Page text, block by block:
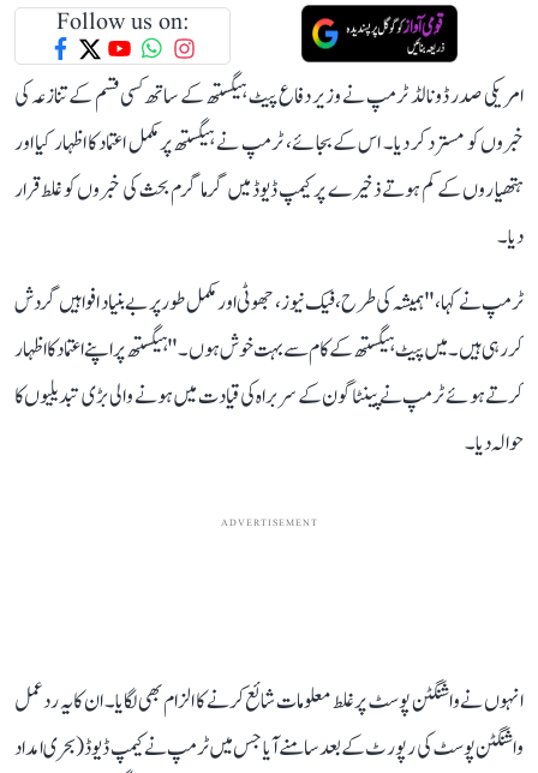
Follow us on:
امریکی صدر ڈونالڈ ٹرمپ نے وزیر دفاع پیٹ ہیگستھ کے ساتھ کسی قسم کے تنازعہ کی
خبروں کو مسترد کر دیا۔ اس کے بجائے، ٹرمپ نے ہیگستھ پر مکمل اعتماد کا اظہار کیا اور
ہتھیاروں کے کم ہوتے ذخیرے پر کیمپ ڈیوڈ میں گرما گرم بحث کی خبروں کو غلط قرار
دیا۔
ٹرمپ نے کہا، "ہمیشہ کی طرح، فیک نیوز ، جھوٹی اور مکمل طور پر بے بنیاد افواہیں گردش
کر رہی ہیں۔ میں پیٹ ہیگستھ کے کام سے بہت خوش ہوں۔" ہیگستھ پر اپنے اعتماد کا اظہار
کرتے ہوئے ٹرمپ نے پینٹاگون کے سربراہ کی قیادت میں ہونے والی بڑی تبدیلیوں کا
حوالہ دیا۔
ADVERTISEMENT
انہوں نے واشنگٹن پوسٹ پر غلط معلومات شائع کرنے کا الزام بھی لگایا۔ ان کا یہ ردعمل
واشنگٹن پوسٹ کی رپورٹ کے بعد سامنے آیا جس میں ٹرمپ نے کیمپ ڈیوڈ (بحری امداد